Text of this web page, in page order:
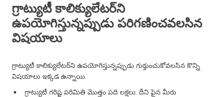
గ్రాట్యుటీ కాలిక్యులేటర్‌ని
ఉపయోగిస్తున్నప్పుడు పరిగణించవలసిన
విషయాలు
గ్రాట్యుటీ కాలిక్యులేటర్‌ని ఉపయోగిస్తున్నప్పుడు గుర్తుంచుకోవలసిన కొన్ని
విషయాలు ఇక్కడ ఉన్నాయి.
గ్రాట్యుటీ గరిష్ట పరిమితి మొత్తం పది లక్షలు. దీని పైన మీరు